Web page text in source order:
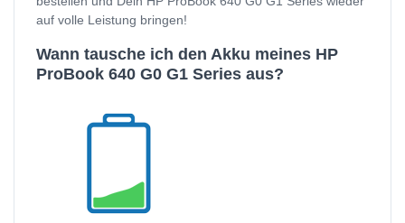
auf volle Leistung bringen!
Wann tausche ich den Akku meines HP
ProBook 640 G0 G1 Series aus?